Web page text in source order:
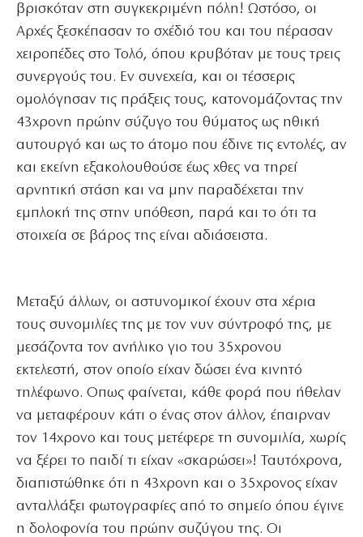
βρισκόταν στη συγκεκριμένη πόλη! Ωστόσο, οι
Αρχές ξεσκέπασαν το σχέδιό του και του πέρασαν
χειροπέδες στο Τολό, όπου κρυβόταν με τους τρεις
συνεργούς του. Εν συνεχεία, και οι τέσσερις
ομολόγησαν τις πράξεις τους, κατονομάζοντας την
43χρονη πρώην σύζυγο του θύματος ως ηθική
αυτουργό και ως το άτομο που έδινε τις εντολές, αν
και εκείνη εξακολουθούσε έως χθες να τηρεί
αρνητική στάση και να μην παραδέχεται την
εμπλοκή της στην υπόθεση, παρά και το ότι τα
στοιχεία σε βάρος της είναι αδιάσειστα.
Μεταξύ άλλων, οι αστυνομικοί έχουν στα χέρια
τους συνομιλίες της με τον νυν σύντροφό της, με
μεσάζοντα τον ανήλικο γιο του 35χρονου
εκτελεστή, στον οποίο είχαν δώσει ένα κινητό
τηλέφωνο. Οπως φαίνεται, κάθε φορά που ήθελαν
να μεταφέρουν κάτι ο ένας στον άλλον, έπαιρναν
τον 14χρονο και τους μετέφερε τη συνομιλία, χωρίς
να ξέρει το παιδί τι είχαν «σκαρώσει»! Ταυτόχρονα,
διαπιστώθηκε ότι η 43χρονη και ο 35χρονος είχαν
ανταλλάξει φωτογραφίες από το σημείο όπου έγινε
η δολοφονία του πρώην συζύγου της. Οι